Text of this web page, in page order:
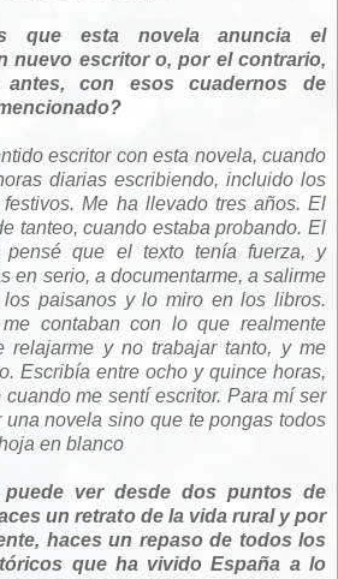
que esta novela anuncia el
nuevo escritor o, por el contrario,
con esos cuadernos de
escritor con esta novela, cuando
diarias escribiendo, incluido los
Me ha llevado tres años. El
tanteo, cuando estaba probando. El
pensé que el texto tenía fuerza, y
en serio, a documentarme, a salirme
paisanos y lo miro en los libros.
contaban con lo que realmente
relajarme y no trabajar tanto, y me
Escribía entre ocho y quince horas,
me sentí escritor. Para mí ser
novela sino que te pongas todos
en blanco
puede ver desde dos puntos de
un retrato de la vida rural y por
haces un repaso de todos los
que ha vivido España a lo